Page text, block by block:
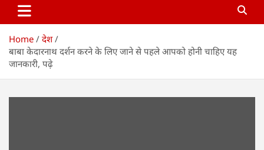
Home
देश
बाबा केदारनाथ दर्शन करने के लिए जाने से पहले आपको होनी चाहिए यह
जानकारी, पढ़े